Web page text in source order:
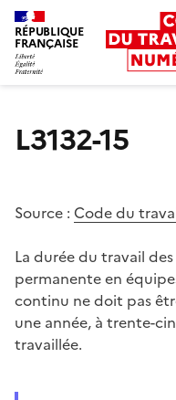
RÉPUBLIQUE
FRANÇAISE
L3132-15
Source : Code du
La durée du travail
permanente en
continu ne doit pas
une année, à trente-
travaillée.